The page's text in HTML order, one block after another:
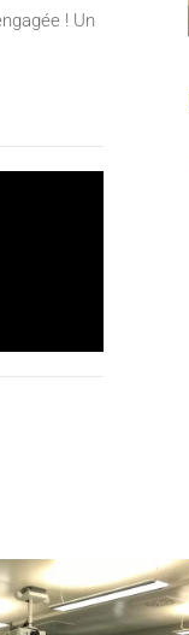
! Un